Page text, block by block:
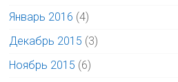
Январь 2016 (4)
Декабрь 2015 (3)
Ноябрь 2015 (6)